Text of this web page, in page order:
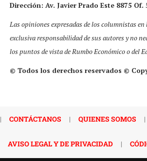
Dirección: Av. Javier Prado Este 8875 Of.
Las opiniones expresadas de los columnistas
exclusiva responsabilidad de sus autores y no
los puntos de vista de Rumbo Económico o del
© Todos los derechos reservados ©
| CONTÁCTANOS | QUIENES SOMOS |
AVISO LEGAL Y DE PRIVACIDAD |